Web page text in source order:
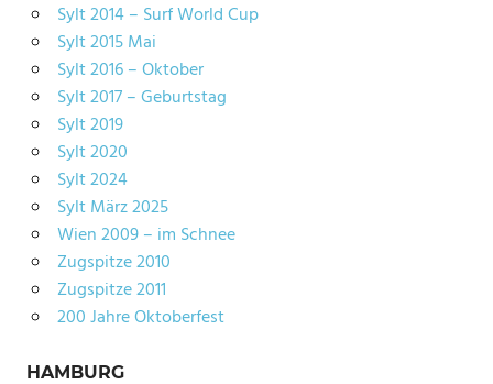
Sylt 2014 – Surf World Cup
Sylt 2015 Mai
Sylt 2016 – Oktober
Sylt 2017 – Geburtstag
Sylt 2019
Sylt 2020
Sylt 2024
Sylt März 2025
Wien 2009 – im Schnee
Zugspitze 2010
Zugspitze 2011
200 Jahre Oktoberfest
HAMBURG